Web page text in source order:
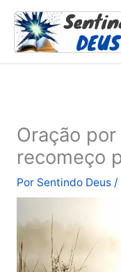
para
conteúdo
Oração
recomeço
Por Sentindo Deus /